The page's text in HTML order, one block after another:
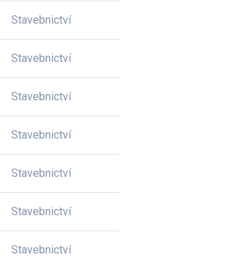
Stavebnictví
Stavebnictví
Stavebnictví
Stavebnictví
Stavebnictví
Stavebnictví
Stavebnictví